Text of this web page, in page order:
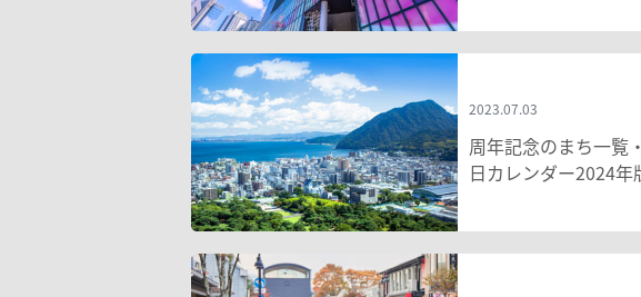
2023.07.03
周年記念のまち一覧
日カレンダー2024年